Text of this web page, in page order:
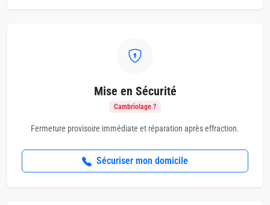
Mise en Sécurité
Cambriolage ?
Fermeture provisoire immédiate et réparation après effraction.
Sécuriser mon domicile